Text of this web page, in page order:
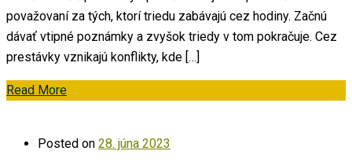
považovaní za tých, ktorí triedu zabávajú cez hodiny. Začnú
dávať vtipné poznámky a zvyšok triedy v tom pokračuje. Cez
prestávky vznikajú konflikty, kde […]
Read More
Posted on 28. júna 2023